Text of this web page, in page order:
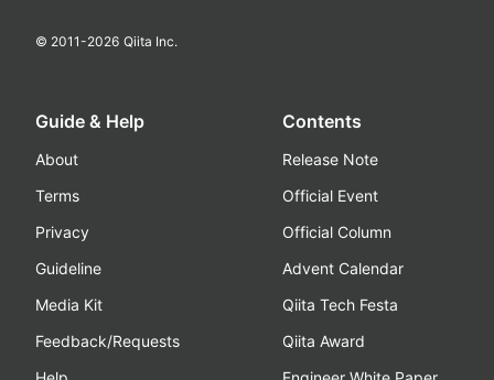
© 2011-2026 Qiita Inc.
Guide & Help
About
Terms
Privacy
Guideline
Media Kit
Feedback/Requests
Contents
Release Note
Official Event
Official Column
Advent Calendar
Qiita Tech Festa
Qiita Award